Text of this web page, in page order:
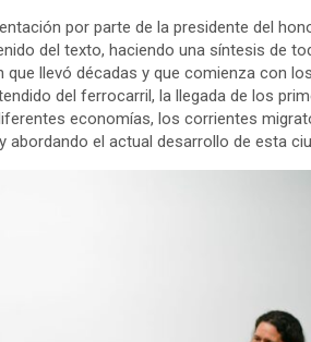
por parte de la presidente del
del texto, haciendo una síntesis de
que llevó décadas y que comienza con
del ferrocarril, la llegada de los
economías, los corrientes
abordando el actual desarrollo de esta